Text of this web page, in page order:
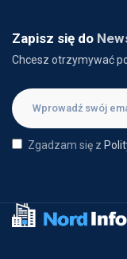
Zapisz się do
Chcesz otrzymywać
Zgadzam się z